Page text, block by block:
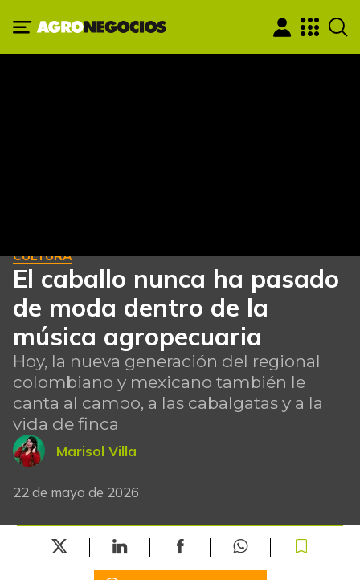
CULTURA
El caballo nunca ha pasado
de moda dentro de la
música agropecuaria
Hoy, la nueva generación del regional
colombiano y mexicano también le
canta al campo, a las cabalgatas y a la
vida de finca
Marisol Villa
22 de mayo de 2026